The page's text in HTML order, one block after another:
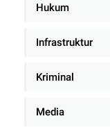
Hukum
Infrastruktur
Kriminal
Media